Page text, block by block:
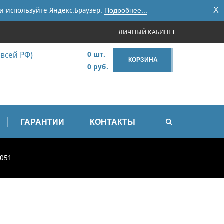
Яндекс.Браузер. Подробнее... X
ЛИЧНЫЙ КАБИНЕТ
всей РФ)
КОРЗИНА
0 шт.
0 руб.
ГАРАНТИИ КОНТАКТЫ